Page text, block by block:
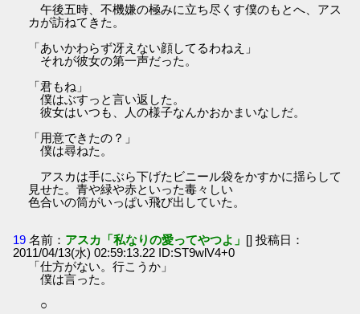
午後五時、不機嫌の極みに立ち尽くす僕のもとへ、アス
カが訪ねてきた。
「あいかわらず冴えない顔してるわねえ」
それが彼女の第一声だった。
「君もね」
僕はぶすっと言い返した。
彼女はいつも、人の様子なんかおかまいなしだ。
「用意できたの？」
僕は尋ねた。
アスカは手にぶら下げたビニール袋をかすかに揺らして
見せた。青や緑や赤といった毒々しい
色合いの筒がいっぱい飛び出していた。
19 名前： アスカ「私なりの愛ってやつよ」 [] 投稿日：
2011/04/13(水) 02:59:13.22 ID:ST9wlV4+0
「仕方がない。行こうか」
僕は言った。
○